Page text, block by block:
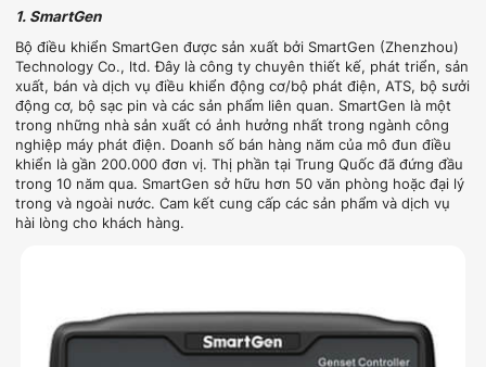
1. SmartGen
Bộ điều khiển SmartGen được sản xuất bởi SmartGen (Zhenzhou)
Technology Co., ltd. Đây là công ty chuyên thiết kế, phát triển, sản
xuất, bán và dịch vụ điều khiển động cơ/bộ phát điện, ATS, bộ sưởi
động cơ, bộ sạc pin và các sản phẩm liên quan. SmartGen là một
trong những nhà sản xuất có ảnh hưởng nhất trong ngành công
nghiệp máy phát điện. Doanh số bán hàng năm của mô đun điều
khiển là gần 200.000 đơn vị. Thị phần tại Trung Quốc đã đứng đầu
trong 10 năm qua. SmartGen sở hữu hơn 50 văn phòng hoặc đại lý
trong và ngoài nước. Cam kết cung cấp các sản phẩm và dịch vụ
hài lòng cho khách hàng.